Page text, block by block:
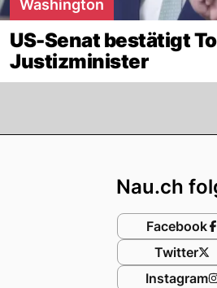
Washington
US-Senat bestätigt
Justizminister
Nau.ch
Facebook
Twitter
Instagram